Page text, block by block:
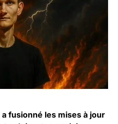
fusionné les mises à jour